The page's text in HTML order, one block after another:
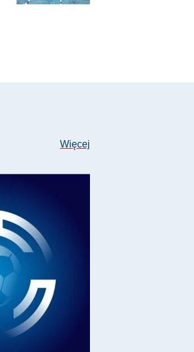
Więcej